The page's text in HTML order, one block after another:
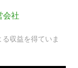
会社
収益を得ていま